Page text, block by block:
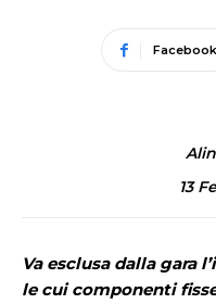
Facebook
13
Va esclusa dalla gara
le cui componenti